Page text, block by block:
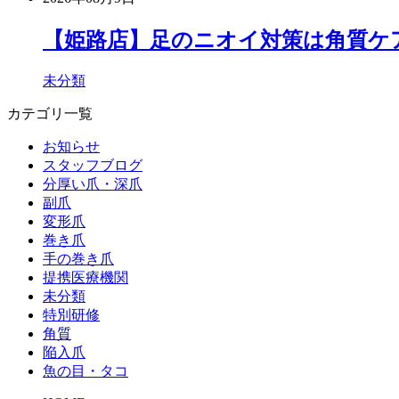
【姫路店】足のニオイ対策は角質
未分類
カテゴリ一覧
お知らせ
スタッフブログ
分厚い爪・深爪
副爪
変形爪
巻き爪
手の巻き爪
提携医療機関
未分類
特別研修
角質
陥入爪
魚の目・タコ